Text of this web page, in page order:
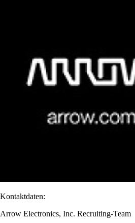
Kontaktdaten:
Arrow Electronics, Inc. Recruiting-Team